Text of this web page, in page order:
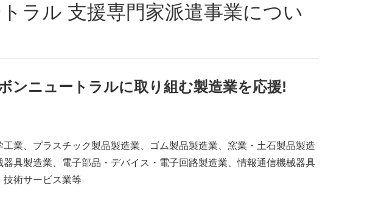
ンニュートラルに取り組む製造業を応援!
業、プラスチック製品製造業、ゴム製品製造業、窯業・土石製品製造
具製造業、電子部品・デバイス・電子回路製造業、情報通信機械器具
技術サービス業等